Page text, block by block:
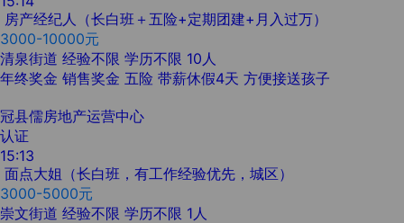
房产经纪人（长白班＋五险+定期团建+月入过万）
3000-10000元
清泉街道 经验不限 学历不限 10人
年终奖金 销售奖金 五险 带薪休假4天 方便接送孩子
冠县儒房地产运营中心
认证
15:13
面点大姐（长白班，有工作经验优先，城区）
3000-5000元
崇文街道 经验不限 学历不限 1人